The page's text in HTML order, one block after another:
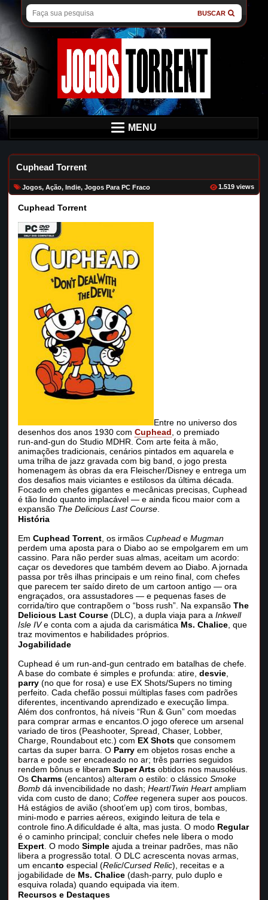
BUSCAR
MENU
Cuphead Torrent
Jogos,Ação,Indie,Jogos Para PC Fraco 1.519 views
Cuphead Torrent
Entre no universo dos
desenhos dos anos 1930 comCuphead , o premiado
run‑and‑gun do Studio MDHR. Com arte feita à mão,
animações tradicionais, cenários pintados em aquarela e
uma trilha de jazz gravada com big band, o jogo presta
homenagem às obras da era Fleischer/Disney e entrega um
dos desafios mais viciantes e estilosos da última década.
Focado em chefes gigantes e mecânicas precisas, Cuphead
é tão lindo quanto implacável — e ainda ficou maior com a
expansão The Delicious Last Course
História
EmCuphead Torrent , os irmãosCuphead eMugman
perdem uma aposta para o Diabo ao se empolgarem em um
cassino. Para não perder suas almas, aceitam um acordo:
caçar os devedores que também devem ao Diabo. A jornada
passa por três ilhas principais e um reino final, com chefes
que parecem ter saído direto de um cartoon antigo — ora
engraçados, ora assustadores — e pequenas fases de
corrida/tiro que contrapõem o “boss rush”. Na expansãoThe
Delicious Last Course (DLC), a dupla viaja para aInkwell
Isle IVe conta com a ajuda da carismática Ms. Chalice , que
traz movimentos e habilidades próprios.
Jogabilidade
Cuphead é um run‑and‑gun centrado em batalhas de chefe.
A base do combate é simples e profunda: atire,desvie
parry (no que for rosa) e use EX Shots/Supers no timing
perfeito. Cada chefão possui múltiplas fases com padrões
diferentes, incentivando aprendizado e execução limpa.
Além dos confrontos, há níveis “Run & Gun” com moedas
para comprar armas e encantos.O jogo oferece um arsenal
variado de tiros (Peashooter, Spread, Chaser, Lobber,
Charge, Roundabout etc.) com EX Shots que consomem
cartas da super barra. O Parry em objetos rosas enche a
barra e pode ser encadeado no ar; três parries seguidos
rendem bônus e liberamSuper Arts obtidos nos mausoléus.
OsCharms (encantos) alteram o estilo: o clássicoSmoke
Bomb dá invencibilidade no dash;Heart/Twin Heartampliam
vida com custo de dano;Coffee regenera super aos poucos.
Há estágios de avião (shoot’em up) com tiros, bombas,
mini‑modo e parries aéreos, exigindo leitura de tela e
controle fino.A dificuldade é alta, mas justa. O modo Regular
é o caminho principal; concluir chefes nele libera o modo
Expert . O modoSimple ajuda a treinar padrões, mas não
libera a progressão total. O DLC acrescenta novas armas,
um encanto especial (Relic/Cursed Relic), receitas e a
jogabilidade de Ms. Chalice (dash‑parry, pulo duplo e
esquiva rolada) quando equipada via item.
Recursos e Destaques